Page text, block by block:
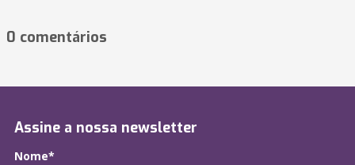
0 comentários
Assine a nossa newsletter
Nome*